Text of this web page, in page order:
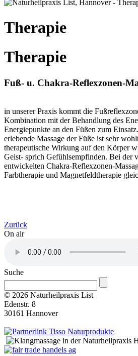
Therapie
Therapie
Fuß- u. Chakra-Reflexzonen-
in unserer Praxis kommt die
Kombination mit der Behandlung des
Energiepunkte an den Füßen zum
erlebende Massage der Füße ist sehr
therapeutische Wirkung auf den Körper
Geist- sprich Gefühlsempfinden. Bei der
entwickelten Chakra-Reflexzonen-
Farbtherapie und Magnetfeldtherapie
Zurück
On air
Suche
© 2026 Naturheilpraxis List
Edenstr. 8
30161 Hannover